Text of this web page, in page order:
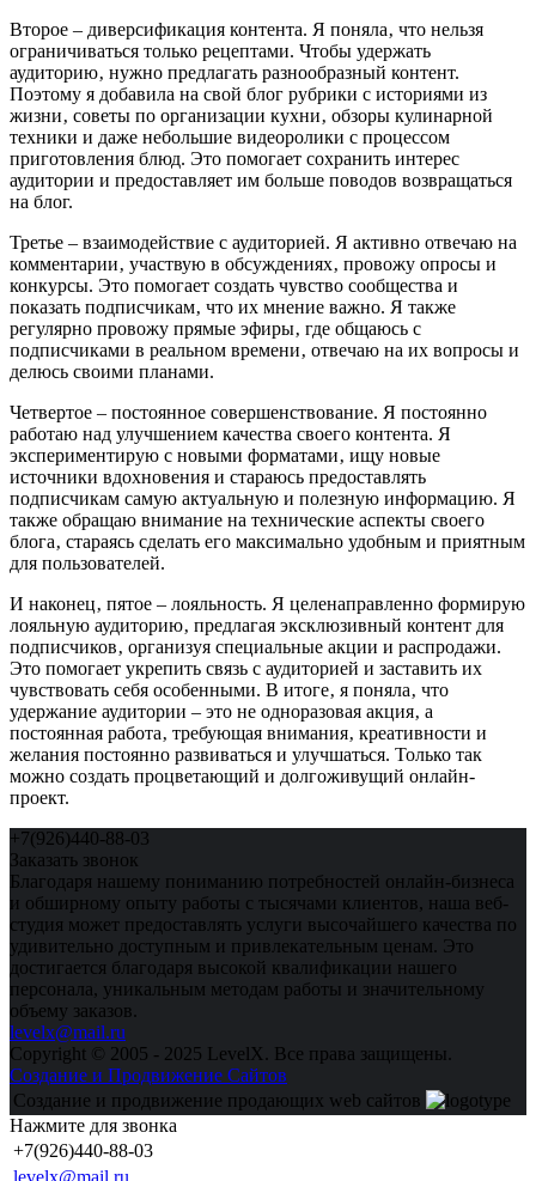
Второе – диверсификация контента. Я поняла‚ что нельзя
ограничиваться только рецептами. Чтобы удержать
аудиторию‚ нужно предлагать разнообразный контент.
Поэтому я добавила на свой блог рубрики с историями из
жизни‚ советы по организации кухни‚ обзоры кулинарной
техники и даже небольшие видеоролики с процессом
приготовления блюд. Это помогает сохранить интерес
аудитории и предоставляет им больше поводов возвращаться
на блог.
Третье – взаимодействие с аудиторией. Я активно отвечаю на
комментарии‚ участвую в обсуждениях‚ провожу опросы и
конкурсы. Это помогает создать чувство сообщества и
показать подписчикам‚ что их мнение важно. Я также
регулярно провожу прямые эфиры‚ где общаюсь с
подписчиками в реальном времени‚ отвечаю на их вопросы и
делюсь своими планами.
Четвертое – постоянное совершенствование. Я постоянно
работаю над улучшением качества своего контента. Я
экспериментирую с новыми форматами‚ ищу новые
источники вдохновения и стараюсь предоставлять
подписчикам самую актуальную и полезную информацию. Я
также обращаю внимание на технические аспекты своего
блога‚ стараясь сделать его максимально удобным и приятным
для пользователей.
И наконец‚ пятое – лояльность. Я целенаправленно формирую
лояльную аудиторию‚ предлагая эксклюзивный контент для
подписчиков‚ организуя специальные акции и распродажи.
Это помогает укрепить связь с аудиторией и заставить их
чувствовать себя особенными. В итоге‚ я поняла‚ что
удержание аудитории – это не одноразовая акция‚ а
постоянная работа‚ требующая внимания‚ креативности и
желания постоянно развиваться и улучшаться. Только так
можно создать процветающий и долгоживущий онлайн-
проект.
+7(926)440-88-03
Заказать звонок
Благодаря нашему пониманию потребностей онлайн-бизнеса
и обширному опыту работы с тысячами клиентов, наша веб-
студия может предоставлять услуги высочайшего качества по
удивительно доступным и привлекательным ценам. Это
достигается благодаря высокой квалификации нашего
персонала, уникальным методам работы и значительному
объему заказов.
levelx@mail.ru
Copyright © 2005 - 2025 LevelX. Все права защищены.
Создание и Продвижение Сайтов
Создание и продвижение продающих web сайтов
Нажмите для звонка
+7(926)440-88-03
levelx@mail.ru